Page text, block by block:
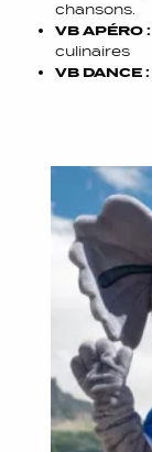
chansons.
VB APÉRO :
culinaires
VB DANCE :